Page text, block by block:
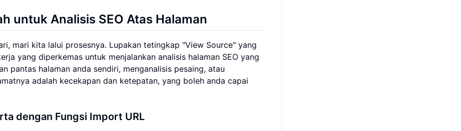
untuk Analisis SEO Atas Halaman
mari kita lalui prosesnya. Lupakan tetingkap "View Source" yang
yang diperkemas untuk menjalankan analisis halaman SEO yang
pantas halaman anda sendiri, menganalisis pesaing, atau
adalah kecekapan dan ketepatan, yang boleh anda capai
dengan Fungsi Import URL